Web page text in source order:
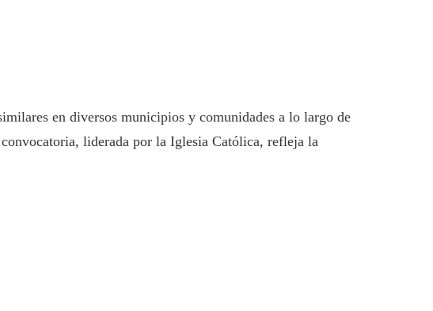
en diversos municipios y comunidades a lo largo de
liderada por la Iglesia Católica, refleja la